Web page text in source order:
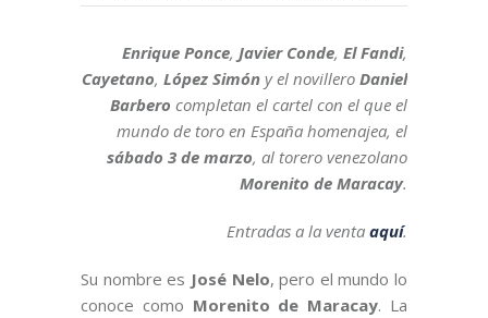
Enrique Ponce, Javier Conde, El Fandi,
Cayetano, López Simón y el novillero Daniel
Barbero completan el cartel con el que el
mundo de toro en España homenajea, el
sábado 3 de marzo, al torero venezolano
Morenito de Maracay.
Entradas a la venta aquí.
Su nombre es José Nelo, pero el mundo lo
conoce como Morenito de Maracay. La